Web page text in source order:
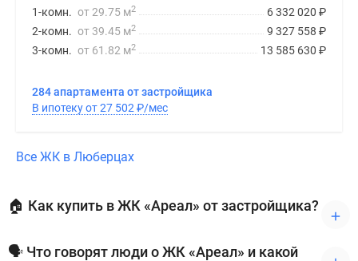
6 332 020 ₽
1-комн. от 29.75 м2
9 327 558 ₽
2-комн. от 39.45 м2
13 585 630 ₽
3-комн. от 61.82 м2
284 апартамента от застройщика
В ипотеку от 27 502 ₽/мес
Все ЖК в Люберцах
🏠 Как купить в ЖК «Ареал» от застройщика?
🗣 Что говорят люди о ЖК «Ареал» и какой